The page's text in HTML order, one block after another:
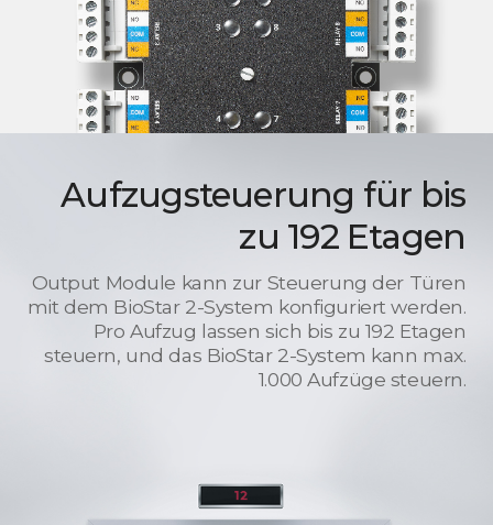
Aufzugsteuerung für bis
zu 192 Etagen
Output Module kann zur Steuerung der Türen
mit dem BioStar 2-System konfiguriert werden.
Pro Aufzug lassen sich bis zu 192 Etagen
steuern, und das BioStar 2-System kann max.
1.000 Aufzüge steuern.